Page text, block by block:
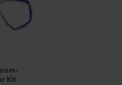
Kit